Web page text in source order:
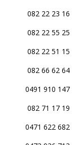
082 22 23 16
082 22 55 25
082 22 51 15
082 66 62 64
0491 910 147
082 71 17 19
0471 622 682